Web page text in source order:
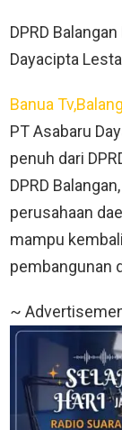
DPRD
Dayacipta
Banua
PT Asabaru
penuh dari
DPRD
perusahaan
mampu
pembangunan
~